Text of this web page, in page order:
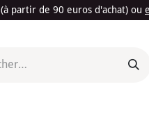
(à partir de 90 euros d'achat) ou